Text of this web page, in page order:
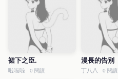
裙下之臣.
啦啦啦 0 閱讀
漫長的告別
丁八八 0 閱讀